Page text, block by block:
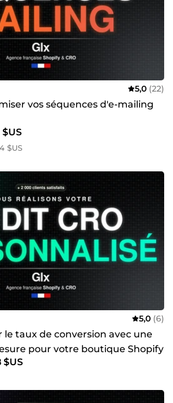
un rendez-vous téléphonique
sur ComeUp Direct. Besoin d’un
équipe est disponible 7j/7 pour
accompagner dans la réalisation de
GLX pour booster leurs ventes en
5,0 (22)
vos séquences d'e-mailing
$US
5,0 (6)
le taux de conversion avec une
pour votre boutique Shopify
$US